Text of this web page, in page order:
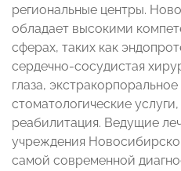
региональные центры.
обладает высокими
сферах, таких как
сердечно-сосудистая
глаза,
стоматологические
реабилитация. Ведущие
учреждения
самой современной